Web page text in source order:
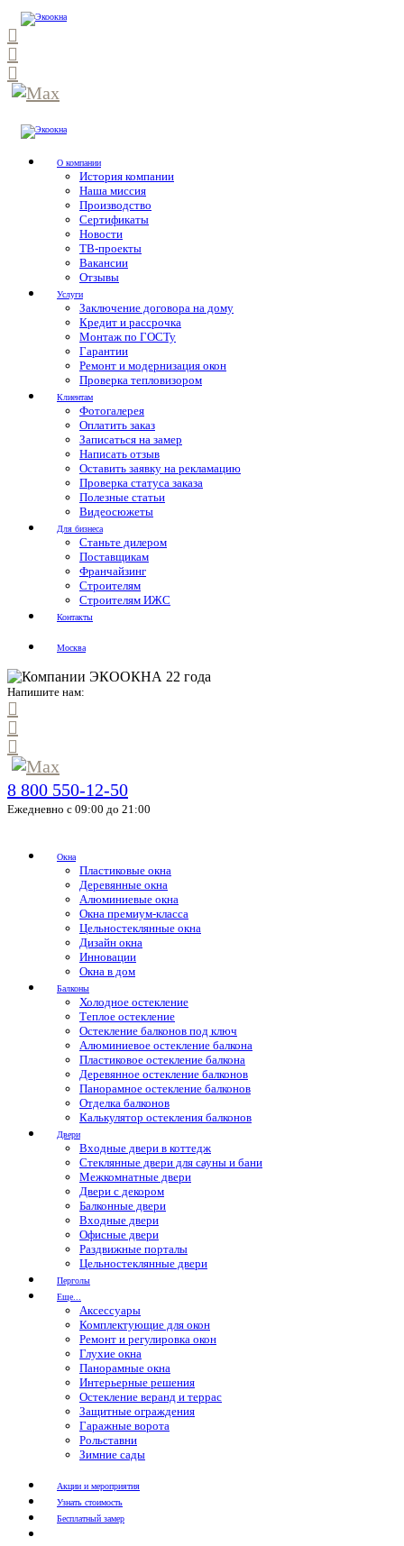
О компании
История компании
Наша миссия
Производство
Сертификаты
Новости
ТВ-проекты
Вакансии
Отзывы
Услуги
Заключение договора на дому
Кредит и рассрочка
Монтаж по ГОСТу
Гарантии
Ремонт и модернизация окон
Проверка тепловизором
Клиентам
Фотогалерея
Оплатить заказ
Записаться на замер
Написать отзыв
Оставить заявку на рекламацию
Проверка статуса заказа
Полезные статьи
Видеосюжеты
Для бизнеса
Станьте дилером
Поставщикам
Франчайзинг
Строителям
Строителям ИЖС
Контакты
Москва
Напишите нам:
8 800 550-12-50
Ежедневно с 09:00 до 21:00
Окна
Пластиковые окна
Деревянные окна
Алюминиевые окна
Окна премиум-класса
Цельностеклянные окна
Дизайн окна
Инновации
Окна в дом
Балконы
Холодное остекление
Теплое остекление
Остекление балконов под ключ
Алюминиевое остекление балкона
Пластиковое остекление балкона
Деревянное остекление балконов
Панорамное остекление балконов
Отделка балконов
Калькулятор остекления балконов
Двери
Входные двери в коттедж
Стеклянные двери для сауны и бани
Межкомнатные двери
Двери с декором
Балконные двери
Входные двери
Офисные двери
Раздвижные порталы
Цельностеклянные двери
Перголы
Еще...
Аксессуары
Комплектующие для окон
Ремонт и регулировка окон
Глухие окна
Панорамные окна
Интерьерные решения
Остекление веранд и террас
Защитные ограждения
Гаражные ворота
Рольставни
Зимние сады
Акции и мероприятия
Узнать стоимость
Бесплатный замер